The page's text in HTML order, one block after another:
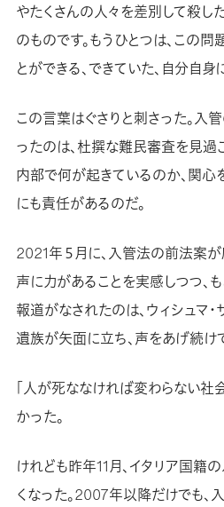
やたくさんの人々を差別して殺し
のものです。もうひとつは、この
とができる、できていた、自分自身
この言葉はぐさりと刺さった。入
ったのは、杜撰な難民審査を見過
内部で何が起きているのか、関心
にも責任があるのだ。
2021年５月に、入管法の前法案
声に力があることを実感しつつ、
報道がなされたのは、ウィシュマ・
遺族が矢面に立ち、声をあげ続け
「人が死ななければ変わらない社
かった。
けれども昨年11月、イタリア国籍
くなった。2007年以降だけでも、